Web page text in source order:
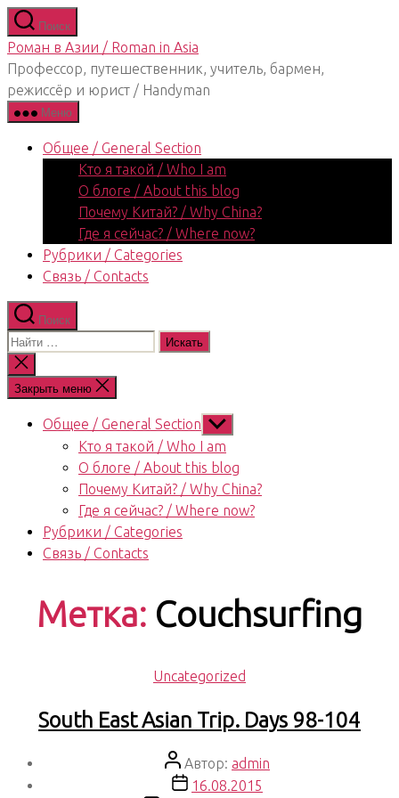
Перейти
к
содержимому
Поиск
Роман в Азии / Roman in Asia
Профессор, путешественник, учитель, бармен,
режиссёр и юрист / Handyman
Меню
Общее / General Section
Кто я такой / Who I am
О блоге / About this blog
Почему Китай? / Why China?
Где я сейчас? / Where now?
Рубрики / Categories
Связь / Contacts
Поиск
Поиск:
Закрыть
поиск
Закрыть меню
Общее / General Section Показывать
подменю
Кто я такой / Who I am
О блоге / About this blog
Почему Китай? / Why China?
Где я сейчас? / Where now?
Рубрики / Categories
Связь / Contacts
Метка: Couchsurfing
Рубрики
Uncategorized
South East Asian Trip. Days 98-104
Автор
записи
Автор: admin
Дата16.08.2015